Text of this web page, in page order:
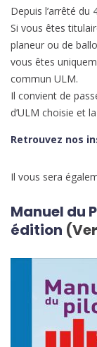
Depuis l’arrêté du
Si vous êtes
planeur ou de
vous êtes
commun ULM.
Il convient de
d’ULM choisie et
Retrouvez nos
Il vous sera
Manuel du
édition